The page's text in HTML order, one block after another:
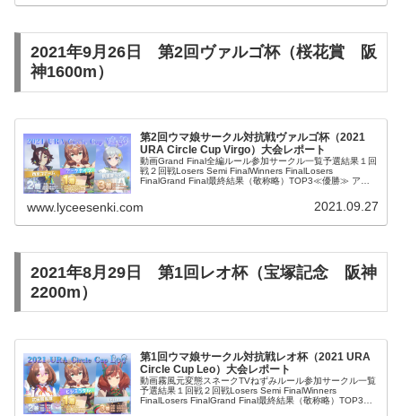
2021年9月26日 第2回ヴァルゴ杯（桜花賞 阪
神1600m）
第2回ウマ娘サークル対抗戦ヴァルゴ杯（2021
URA Circle Cup Virgo）大会レポート
動画Grand Final全編ルール参加サークル一覧予選結果１回
戦２回戦Losers Semi FinalWinners FinalLosers
FinalGrand Final最終結果（敬称略）TOP3≪優勝≫ アー
www.lyceesenki.com 2021.09.27
2021年8月29日 第1回レオ杯（宝塚記念 阪神
2200m）
第1回ウマ娘サークル対抗戦レオ杯（2021 URA
Circle Cup Leo）大会レポート
動画霧風元変態スネークTVねずみルール参加サークル一覧
予選結果１回戦２回戦Losers Semi FinalWinners
FinalLosers FinalGrand Final最終結果（敬称略）TOP3≪